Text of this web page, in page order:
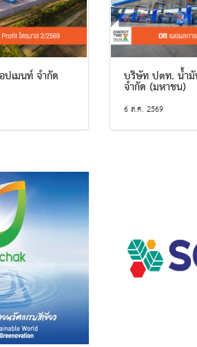
เมนท์ จำกัด บริษัท ปตท. น้ำมั
จำกัด (มหาชน)
6 ส.ค. 2569